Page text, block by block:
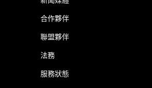
合作夥伴
聯盟夥伴
法務
服務狀態